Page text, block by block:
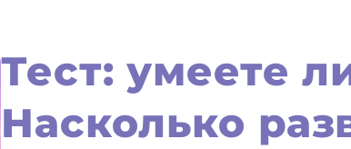
Тест: умеете
Насколько